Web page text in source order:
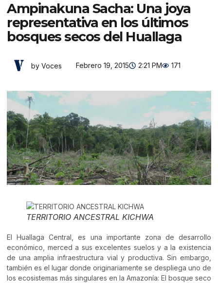
Ampinakuna Sacha: Una joya
representativa en los últimos
bosques secos del Huallaga
by Voces Febrero 19, 2015 2:21 PM 171
TERRITORIO ANCESTRAL KICHWA
El Huallaga Central, es una importante zona de desarrollo
económico, merced a sus excelentes suelos y a la existencia
de una amplia infraestructura vial y productiva. Sin embargo,
también es el lugar donde originariamente se despliega uno de
los ecosistemas más singulares en la Amazonía: El bosque seco